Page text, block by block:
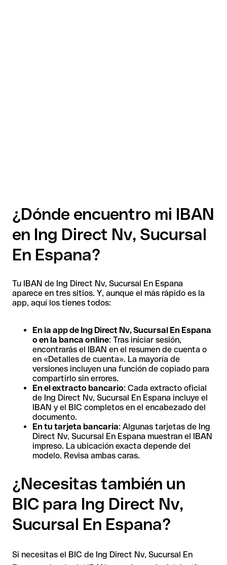
¿Dónde encuentro mi IBAN
en Ing Direct Nv, Sucursal
En Espana?
Tu IBAN de Ing Direct Nv, Sucursal En Espana
aparece en tres sitios. Y, aunque el más rápido es la
app, aquí los tienes todos:
En la app de Ing Direct Nv, Sucursal En Espana
o en la banca online: Tras iniciar sesión,
encontrarás el IBAN en el resumen de cuenta o
en «Detalles de cuenta». La mayoría de
versiones incluyen una función de copiado para
compartirlo sin errores.
En el extracto bancario: Cada extracto oficial
de Ing Direct Nv, Sucursal En Espana incluye el
IBAN y el BIC completos en el encabezado del
documento.
En tu tarjeta bancaria: Algunas tarjetas de Ing
Direct Nv, Sucursal En Espana muestran el IBAN
impreso. La ubicación exacta depende del
modelo. Revisa ambas caras.
¿Necesitas también un
BIC para Ing Direct Nv,
Sucursal En Espana?
Si necesitas el BIC de Ing Direct Nv, Sucursal En